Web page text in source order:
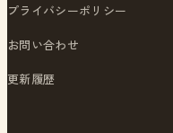
プライバシーポリシー
お問い合わせ
更新履歴